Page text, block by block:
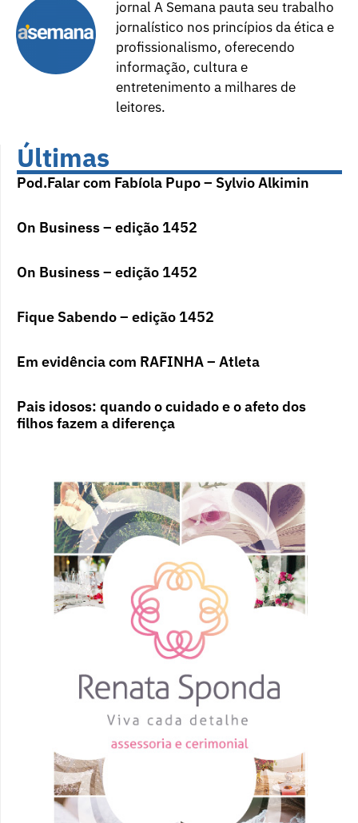
jornal A Semana pauta seu trabalho
jornalístico nos princípios da ética e
profissionalismo, oferecendo
informação, cultura e
entretenimento a milhares de
leitores.
Últimas
Pod.Falar com Fabíola Pupo – Sylvio Alkimin
On Business – edição 1452
On Business – edição 1452
Fique Sabendo – edição 1452
Em evidência com RAFINHA – Atleta
Pais idosos: quando o cuidado e o afeto dos
filhos fazem a diferença